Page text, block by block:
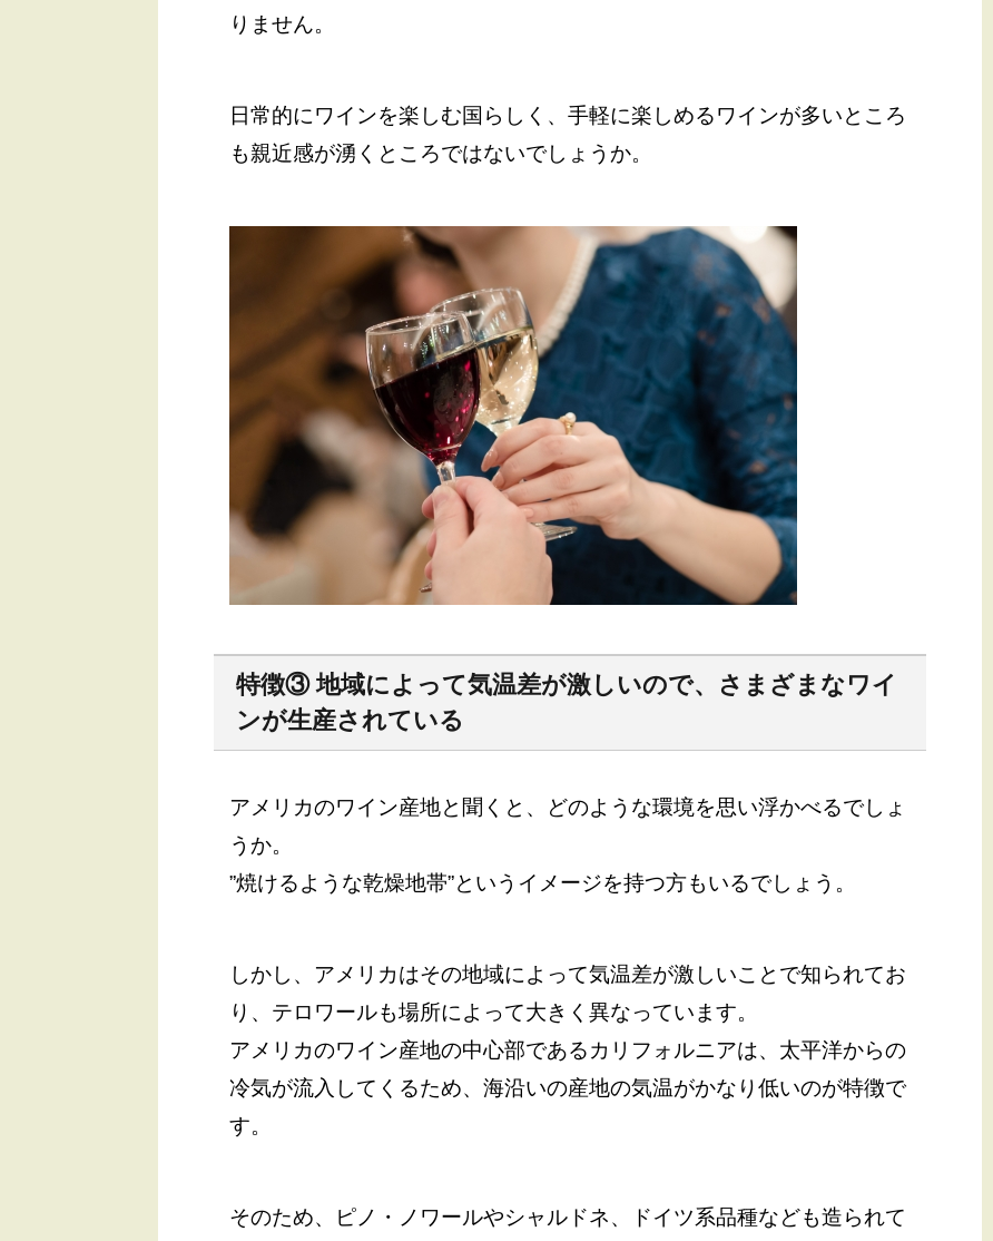
りません。
日常的にワインを楽しむ国らしく、手軽に楽しめるワインが多いところ
も親近感が湧くところではないでしょうか。
特徴③ 地域によって気温差が激しいので、さまざまなワイ
ンが生産されている
アメリカのワイン産地と聞くと、どのような環境を思い浮かべるでしょ
うか。
”焼けるような乾燥地帯”というイメージを持つ方もいるでしょう。
しかし、アメリカはその地域によって気温差が激しいことで知られてお
り、テロワールも場所によって大きく異なっています。
アメリカのワイン産地の中心部であるカリフォルニアは、太平洋からの
冷気が流入してくるため、海沿いの産地の気温がかなり低いのが特徴で
す。
そのため、ピノ・ノワールやシャルドネ、ドイツ系品種なども造られて